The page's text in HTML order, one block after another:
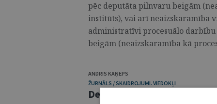
pēc deputāta pilnvaru beigām
institūts), vai arī neaizskaramība
administratīvi procesuālo
beigām (neaizskaramība kā
ANDRIS KAŅEPS
ŽURNĀLS / SKAIDROJUMI. VIEDOKĻI
Deputātu neaizskaramības